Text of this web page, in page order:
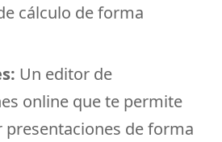
cálculo de forma
Un editor de
online que te permite
presentaciones de forma